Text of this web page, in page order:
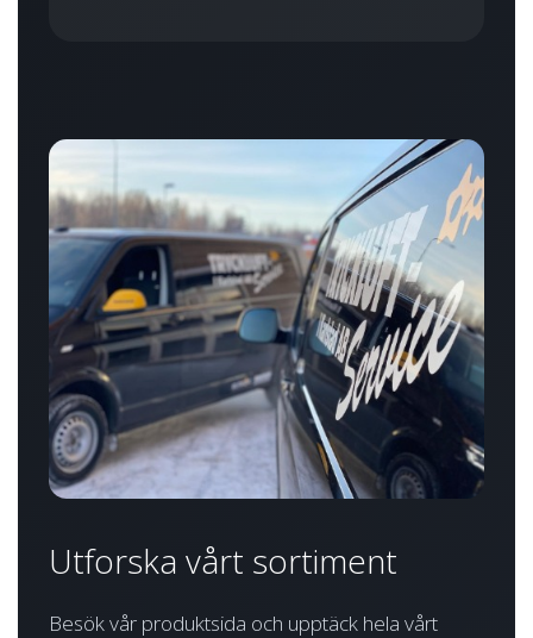
Utforska vårt sortiment
Besök vår produktsida och upptäck hela vårt